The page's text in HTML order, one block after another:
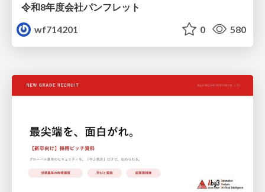
令和8年度会社パンフレット
wf714201
0 580